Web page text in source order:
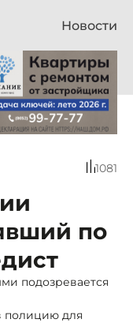
Новости
1081
по
подозревается
полицию для